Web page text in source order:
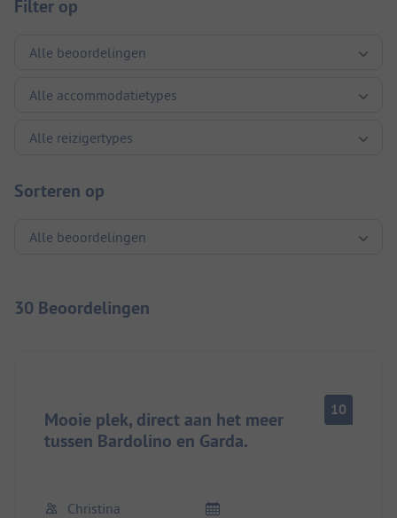
Filter op
Sorteren op
30 Beoordelingen
Mooie plek, direct aan het meer
tussen Bardolino en Garda.
10
Christina